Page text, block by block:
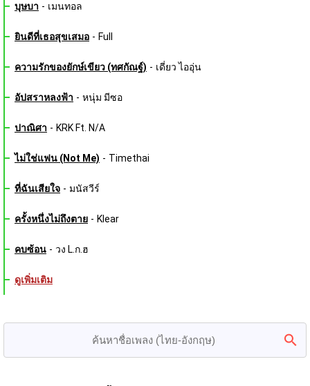
บุษบา - เมนทอล
ยินดีที่เธอสุขเสมอ - Full
ความรักของยักษ์เขียว (ทศกัณฐ์) - เดี่ยว ไออุ่น
อัปสราหลงฟ้า - หนุ่ม มีซอ
ปาณิศา - KRK Ft. N/A
ไม่ใช่แฟน (Not Me) - Timethai
ที่ฉันเสียใจ - มนัสวีร์
ครั้งหนึ่งไม่ถึงตาย - Klear
คบซ้อน - วง L.ก.ฮ
ดูเพิ่มเติม